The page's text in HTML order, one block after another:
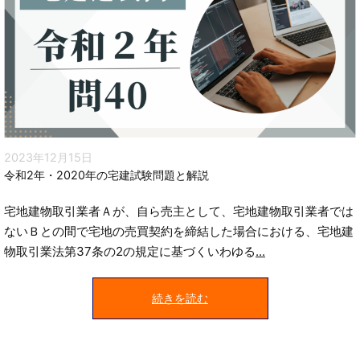
2023年12月15日
令和2年・2020年の宅建試験問題と解説
宅地建物取引業者Ａが、自ら売主として、宅地建物取引業者では
ないＢとの間で宅地の売買契約を締結した場合における、宅地建
物取引業法第37条の2の規定に基づくいわゆる...
続きを読む